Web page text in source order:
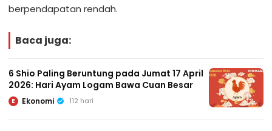
berpendapatan rendah.
Baca juga:
6 Shio Paling Beruntung pada Jumat 17 April
2026: Hari Ayam Logam Bawa Cuan Besar
E Ekonomi 112 hari